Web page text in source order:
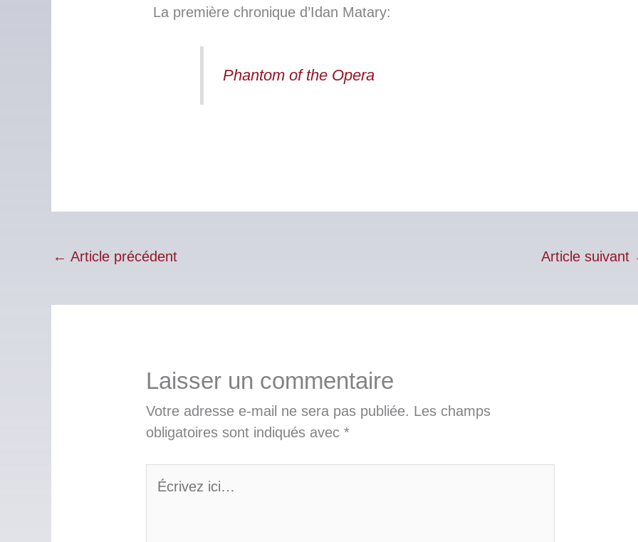
La première chronique d’Idan Matary:
Phantom of the Opera
← Article précédent Article suivant
Laisser un commentaire
Votre adresse e-mail ne sera pas publiée. Les champs
obligatoires sont indiqués avec*
ici…